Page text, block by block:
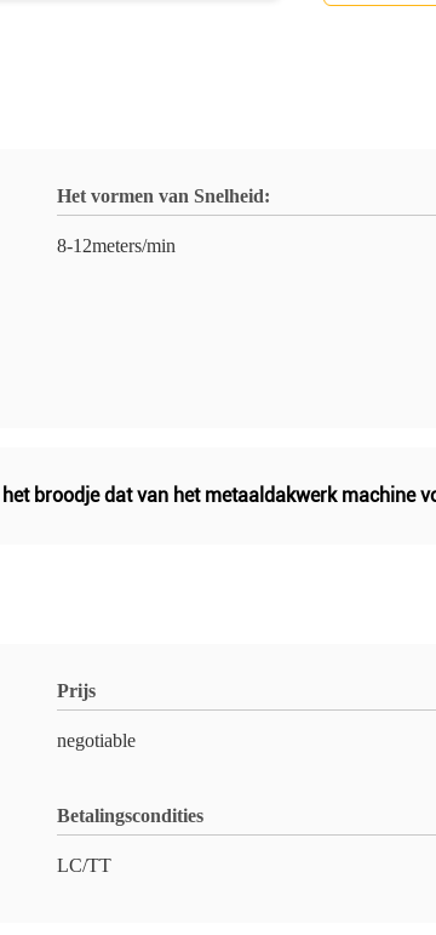
Het vormen van Snelheid:
8-12meters/min
het broodje dat van het metaaldakwerk machine
Prijs
negotiable
Betalingscondities
LC/TT